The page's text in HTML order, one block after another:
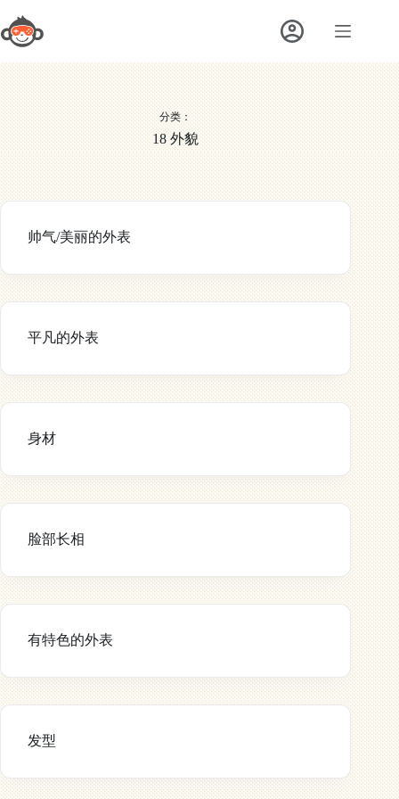
至
内
容
分类：
18 外貌
帅气/美丽的外表
平凡的外表
身材
脸部长相
有特色的外表
发型